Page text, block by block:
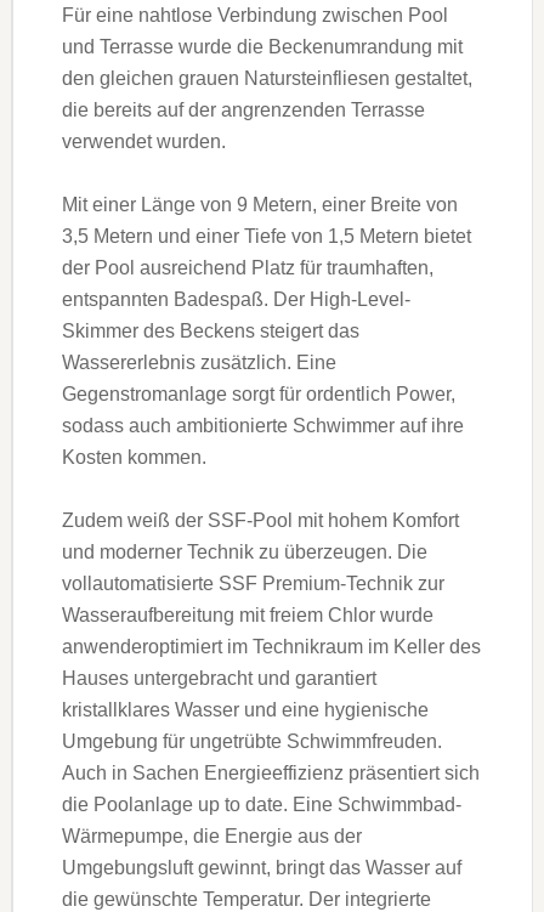
Für eine nahtlose Verbindung zwischen Pool
und Terrasse wurde die Beckenumrandung mit
den gleichen grauen Natursteinfliesen gestaltet,
die bereits auf der angrenzenden Terrasse
verwendet wurden.
Mit einer Länge von 9 Metern, einer Breite von
3,5 Metern und einer Tiefe von 1,5 Metern bietet
der Pool ausreichend Platz für traumhaften,
entspannten Badespaß. Der High-Level-
Skimmer des Beckens steigert das
Wassererlebnis zusätzlich. Eine
Gegenstromanlage sorgt für ordentlich Power,
sodass auch ambitionierte Schwimmer auf ihre
Kosten kommen.
Zudem weiß der SSF-Pool mit hohem Komfort
und moderner Technik zu überzeugen. Die
vollautomatisierte SSF Premium-Technik zur
Wasseraufbereitung mit freiem Chlor wurde
anwenderoptimiert im Technikraum im Keller des
Hauses untergebracht und garantiert
kristallklares Wasser und eine hygienische
Umgebung für ungetrübte Schwimmfreuden.
Auch in Sachen Energieeffizienz präsentiert sich
die Poolanlage up to date. Eine Schwimmbad-
Wärmepumpe, die Energie aus der
Umgebungsluft gewinnt, bringt das Wasser auf
die gewünschte Temperatur. Der integrierte